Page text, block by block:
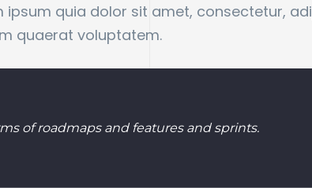
quia dolor sit amet, consectetur,
quaerat voluptatem.
of roadmaps and features and sprints.